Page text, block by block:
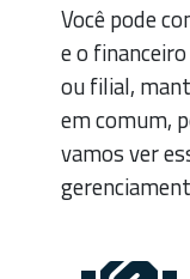
Você pode
e o
ou filial,
em comum,
vamos ver